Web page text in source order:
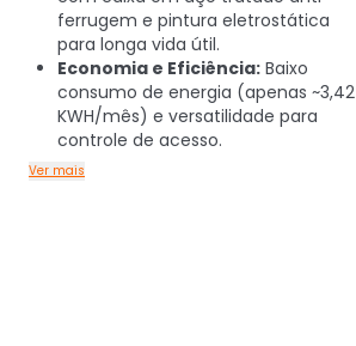
ferrugem e pintura eletrostática
para longa vida útil.
Economia e Eficiência: Baixo
consumo de energia (apenas ~3,42
KWH/mês) e versatilidade para
controle de acesso.
Ver mais